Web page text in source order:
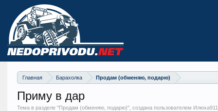
Главная Барахолка Продам (обменяю, подарю)
Приму в дар
Тема в разделе "Продам (обменяю, подарю)", создана пользователем